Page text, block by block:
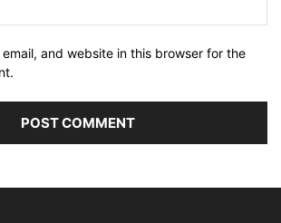
email, and website in this browser for the